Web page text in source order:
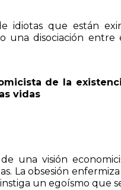
que están
disociación entre
de la
vidas
una visión
La obsesión
un egoísmo que